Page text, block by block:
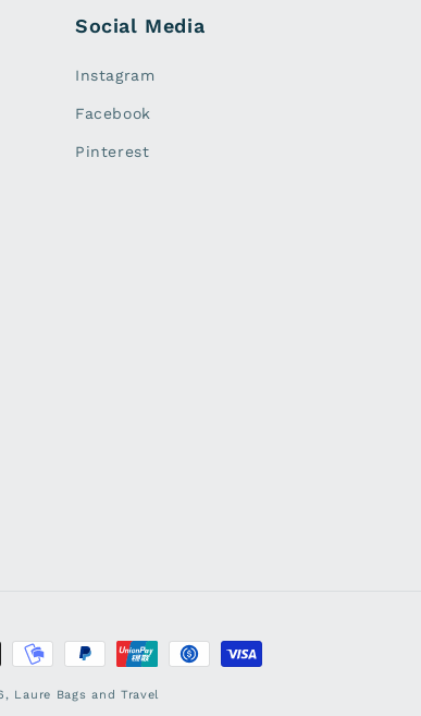
Social Media
Instagram
Facebook
Pinterest
Laure Bags and Travel